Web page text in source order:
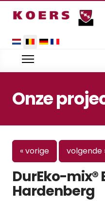
Selecteer uw taal
Onze
« vorige volgende
DurEko-mix®
Hardenberg